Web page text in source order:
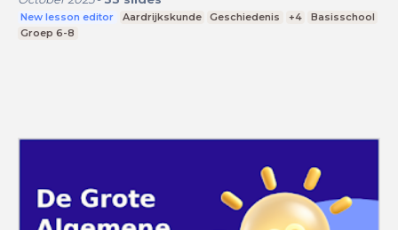
New lesson editor Aardrijkskunde Geschiedenis +4
Basisschool
Groep 6-8